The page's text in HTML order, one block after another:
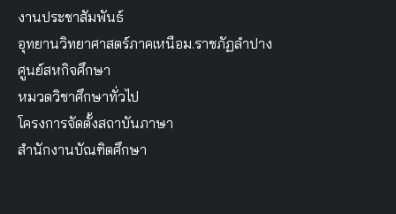
งานประชาสัมพันธ์
อุทยานวิทยาศาสตร์ภาคเหนือม.ราชภัฏลำปาง
ศูนย์สหกิจศึกษา
หมวดวิชาศึกษาทั่วไป
โครงการจัดตั้งสถาบันภาษา
สำนักงานบัณฑิตศึกษา